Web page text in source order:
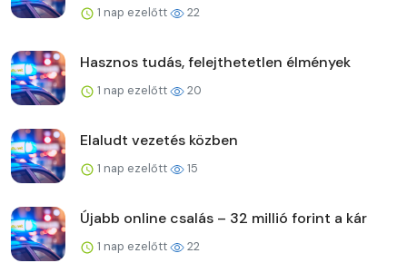
1 nap ezelőtt 22
Hasznos tudás, felejthetetlen élmények
1 nap ezelőtt 20
Elaludt vezetés közben
1 nap ezelőtt 15
Újabb online csalás – 32 millió forint a kár
1 nap ezelőtt 22